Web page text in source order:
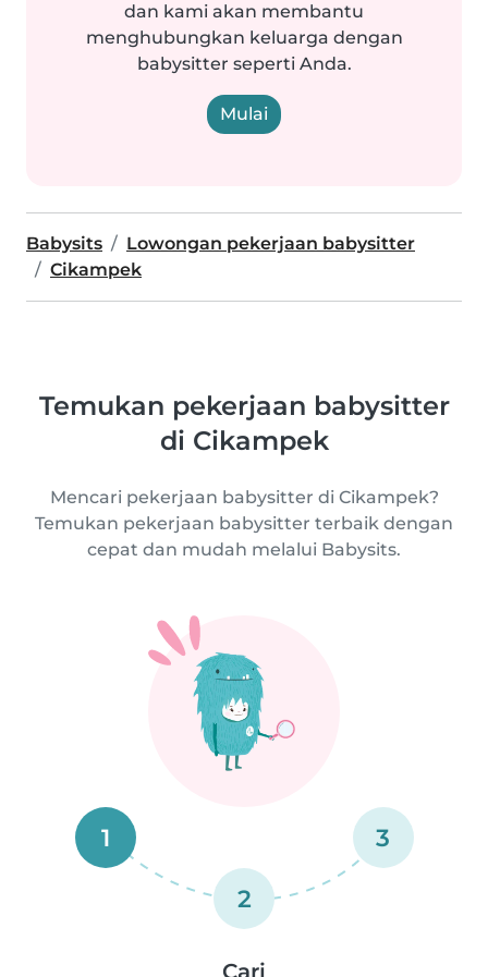
dan kami akan membantu
menghubungkan keluarga dengan
babysitter seperti Anda.
Mulai
Babysits
Lowongan pekerjaan babysitter
Cikampek
Temukan pekerjaan babysitter
di Cikampek
Mencari pekerjaan babysitter di Cikampek?
Temukan pekerjaan babysitter terbaik dengan
cepat dan mudah melalui Babysits.
1
2
3
Cari